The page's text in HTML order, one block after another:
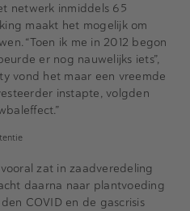
netwerk inmiddels 65
maakt het mogelijk om
“Toen ik me in 2012 begon
er nog nauwelijks iets”,
vond het maar een vreemde
instapte, volgden
zat in zaadveredeling
daarna naar plantvoeding
COVID en de gascrisis